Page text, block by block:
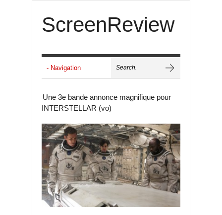
ScreenReview
Une 3e bande annonce magnifique pour
INTERSTELLAR (vo)